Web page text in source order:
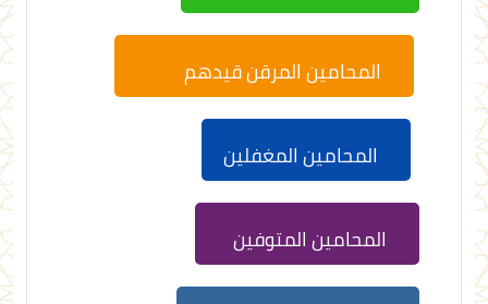
المحامين المرقن قيدهم
المحامين المغفلين
المحامين المتوفين